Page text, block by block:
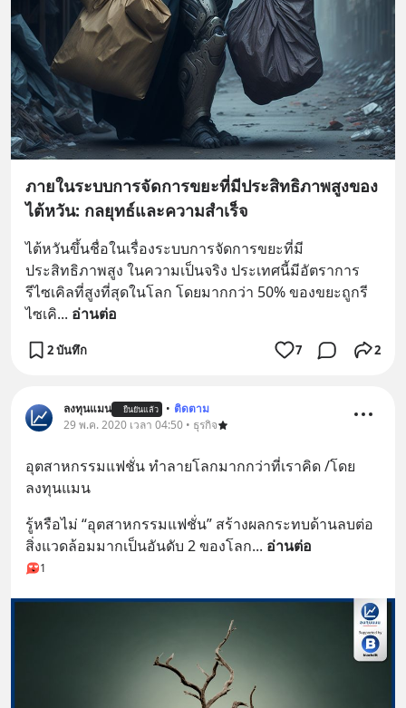
ภายในระบบการจัดการขยะที่มีประสิทธิภาพสูงของ
ไต้หวัน: กลยุทธ์และความสำเร็จ
ไต้หวันขึ้นชื่อในเรื่องระบบการจัดการขยะที่มี
ประสิทธิภาพสูง ในความเป็นจริง ประเทศนี้มีอัตราการ
รีไซเคิลที่สูงที่สุดในโลก โดยมากกว่า 50% ของขยะถูกรี
ไซเคิ... อ่านต่อ
2 บันทึก 7 2
ลงทุนแมน ยืนยันแล้ว • ติดตาม
29 พ.ค. 2020 เวลา 04:50 • ธุรกิจ
อุตสาหกรรมแฟชั่น ทำลายโลกมากกว่าที่เราคิด /โดย
ลงทุนแมน
รู้หรือไม่ “อุตสาหกรรมแฟชั่น” สร้างผลกระทบด้านลบต่อ
สิ่งแวดล้อมมากเป็นอันดับ 2 ของโลก... อ่านต่อ
1